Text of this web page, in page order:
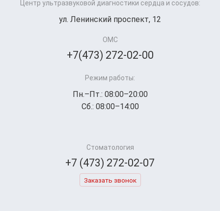
Центр ультразвуковой диагностики сердца и сосудов:
ул. Ленинский проспект, 12
ОМС
+7(473) 272-02-00
Режим работы:
Пн.–Пт.: 08:00–20:00
Сб.: 08:00–14:00
Стоматология
+7 (473) 272-02-07
Заказать звонок